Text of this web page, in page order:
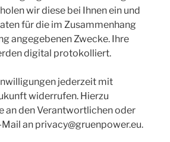
wir diese bei Ihnen ein und
für die im Zusammenhang
angegebenen Zwecke. Ihre
digital protokolliert.
jederzeit mit
widerrufen. Hierzu
an den Verantwortlichen oder
an privacy@gruenpower.eu.